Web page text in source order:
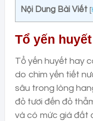
Nội Dung Bài Viết [
Tổ yến
Tổ yến huyết hay
do chim yến tiết
sâu trong lòng
đỏ tươi đến đỏ
và có mức giá đắt